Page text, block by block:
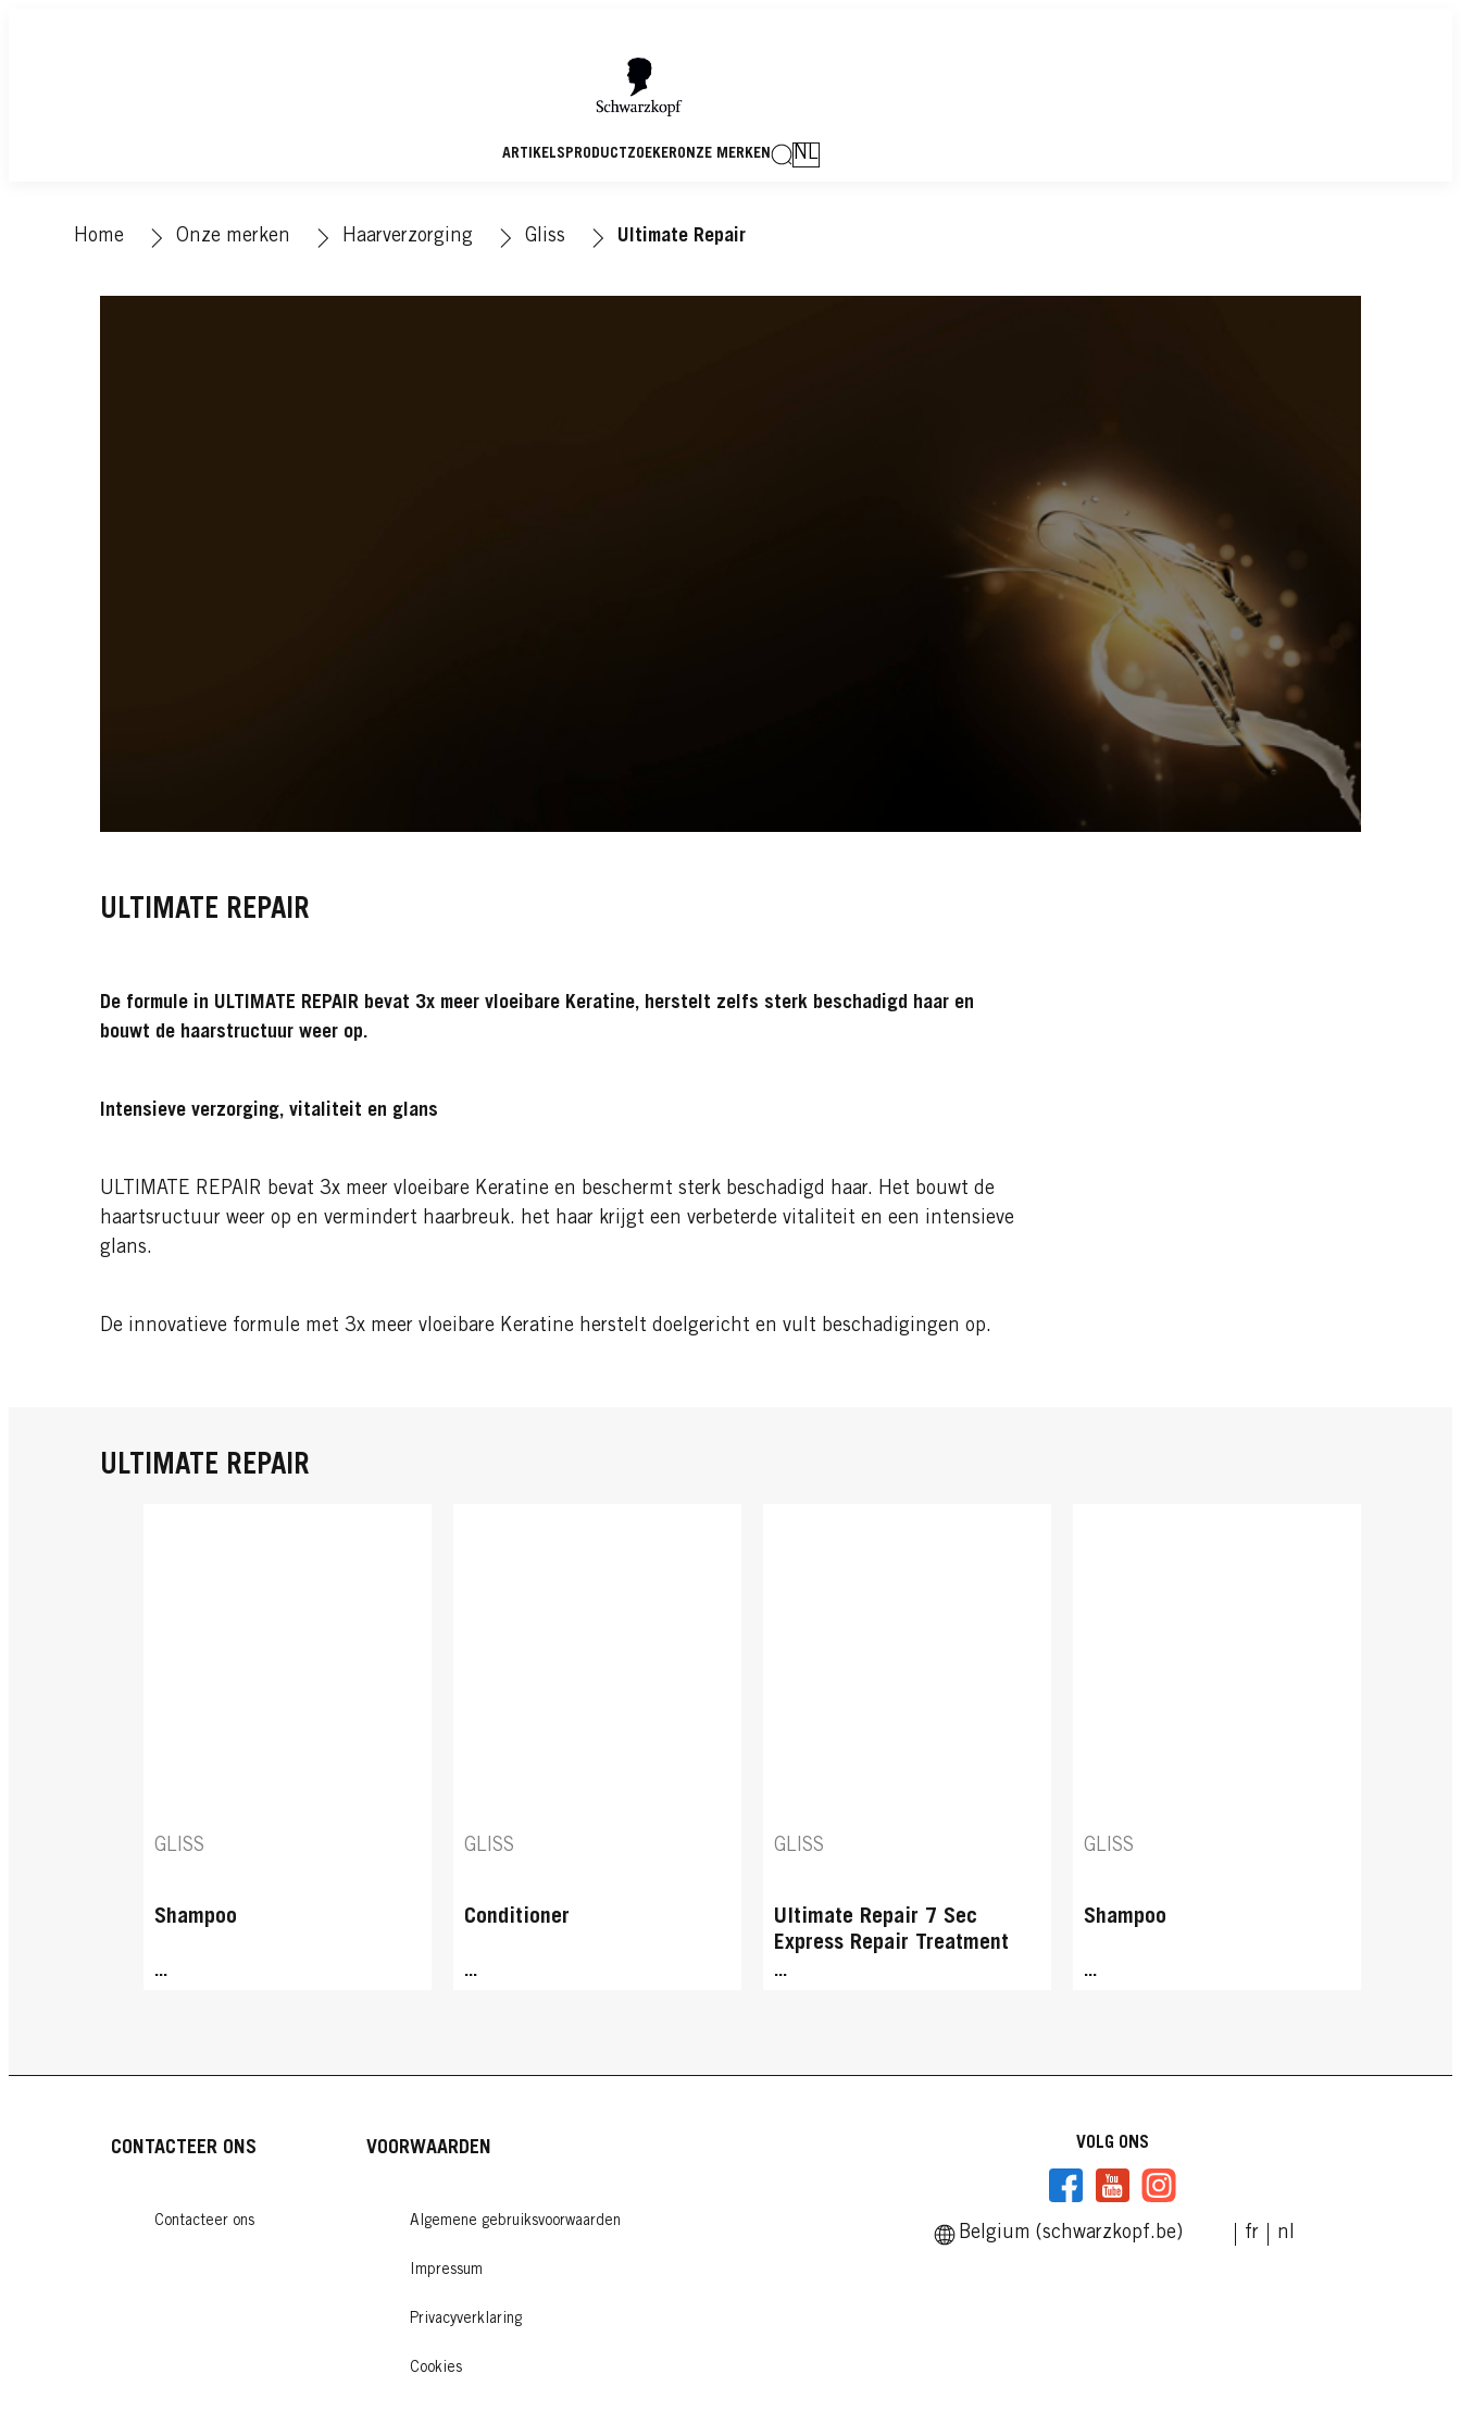
ARTIKELSPRODUCTZOEKERONZE MERKEN NL
Home Onze merken Haarverzorging Gliss Ultimate Repair
ULTIMATE REPAIR
De formule in ULTIMATE REPAIR bevat 3x meer vloeibare Keratine, herstelt zelfs sterk beschadigd haar en
bouwt de haarstructuur weer op.
Intensieve verzorging, vitaliteit en glans
ULTIMATE REPAIR bevat 3x meer vloeibare Keratine en beschermt sterk beschadigd haar. Het bouwt de
haartsructuur weer op en vermindert haarbreuk. het haar krijgt een verbeterde vitaliteit en een intensieve
glans.
De innovatieve formule met 3x meer vloeibare Keratine herstelt doelgericht en vult beschadigingen op.
ULTIMATE REPAIR
GLISS
Shampoo
...
GLISS
Conditioner
...
GLISS
Ultimate Repair 7 Sec
Express Repair Treatment
...
GLISS
Shampoo
...
CONTACTEER ONS
Contacteer ons
VOORWAARDEN
Algemene gebruiksvoorwaarden
Impressum
Privacyverklaring
Cookies
VOLG ONS
Belgium (schwarzkopf.be) fr nl